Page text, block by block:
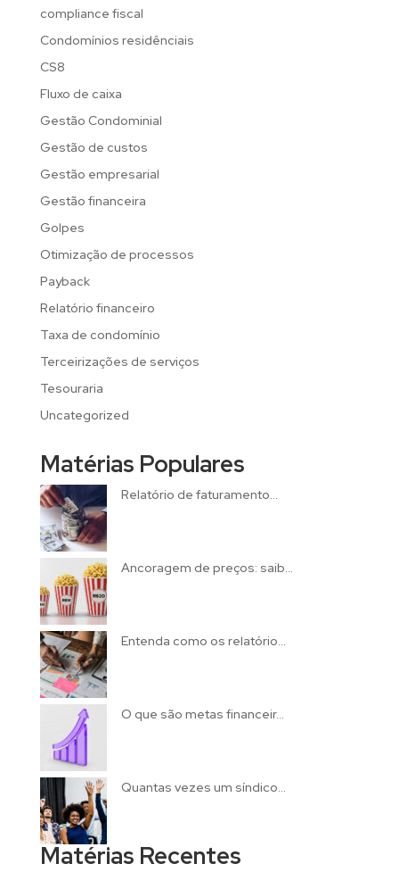
compliance fiscal
Condomínios residênciais
CS8
Fluxo de caixa
Gestão Condominial
Gestão de custos
Gestão empresarial
Gestão financeira
Golpes
Otimização de processos
Payback
Relatório financeiro
Taxa de condomínio
Terceirizações de serviços
Tesouraria
Uncategorized
Matérias Populares
Relatório de faturamento...
Ancoragem de preços: saib...
Entenda como os relatório...
O que são metas financeir...
Quantas vezes um síndico...
Matérias Recentes